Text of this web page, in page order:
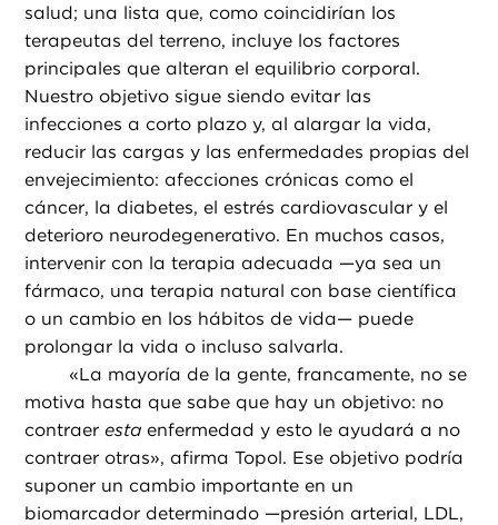
salud; una lista que, como coincidirían los
terapeutas del terreno, incluye los factores
principales que alteran el equilibrio corporal.
Nuestro objetivo sigue siendo evitar las
infecciones a corto plazo y, al alargar la vida,
reducir las cargas y las enfermedades propias del
envejecimiento: afecciones crónicas como el
cáncer, la diabetes, el estrés cardiovascular y el
deterioro neurodegenerativo. En muchos casos,
intervenir con la terapia adecuada —ya sea un
fármaco, una terapia natural con base científica
o un cambio en los hábitos de vida— puede
prolongar la vida o incluso salvarla.
«La mayoría de la gente, francamente, no se
motiva hasta que sabe que hay un objetivo: no
contraeresta enfermedad y esto le ayudará a no
contraer otras», afirma Topol. Ese objetivo podría
suponer un cambio importante en un
biomarcador determinado —presión arterial, LDL,